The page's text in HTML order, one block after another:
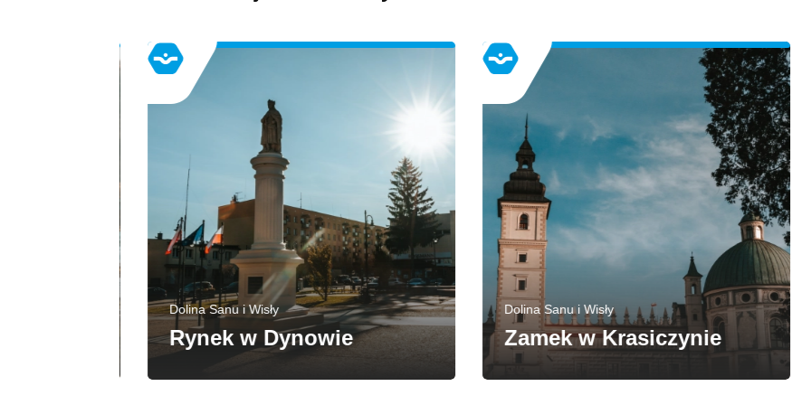
Dolina Sanu i Wisły
Rynek w Dynowie
Dolina Sanu i Wisły
Zamek w Krasiczynie